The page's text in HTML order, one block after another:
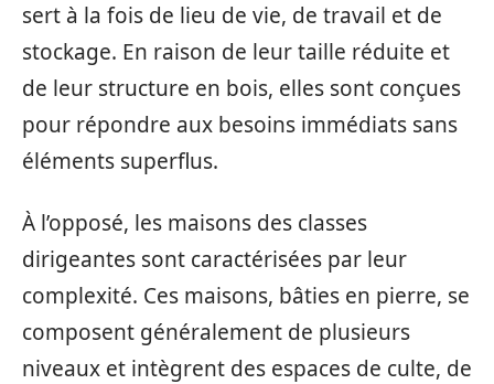
sert à la fois de lieu de vie, de travail et de
stockage. En raison de leur taille réduite et
de leur structure en bois, elles sont conçues
pour répondre aux besoins immédiats sans
éléments superflus.
À l’opposé, les maisons des classes
dirigeantes sont caractérisées par leur
complexité. Ces maisons, bâties en pierre, se
composent généralement de plusieurs
niveaux et intègrent des espaces de culte, de